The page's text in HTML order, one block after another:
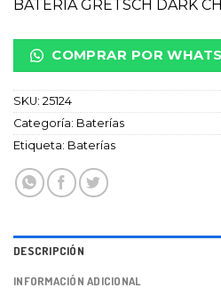
BATERÍA GRETSCH DARK
COMPRAR POR
SKU: 25124
Categoría: Baterías
Etiqueta: Baterías
DESCRIPCIÓN
INFORMACIÓN ADICIONAL